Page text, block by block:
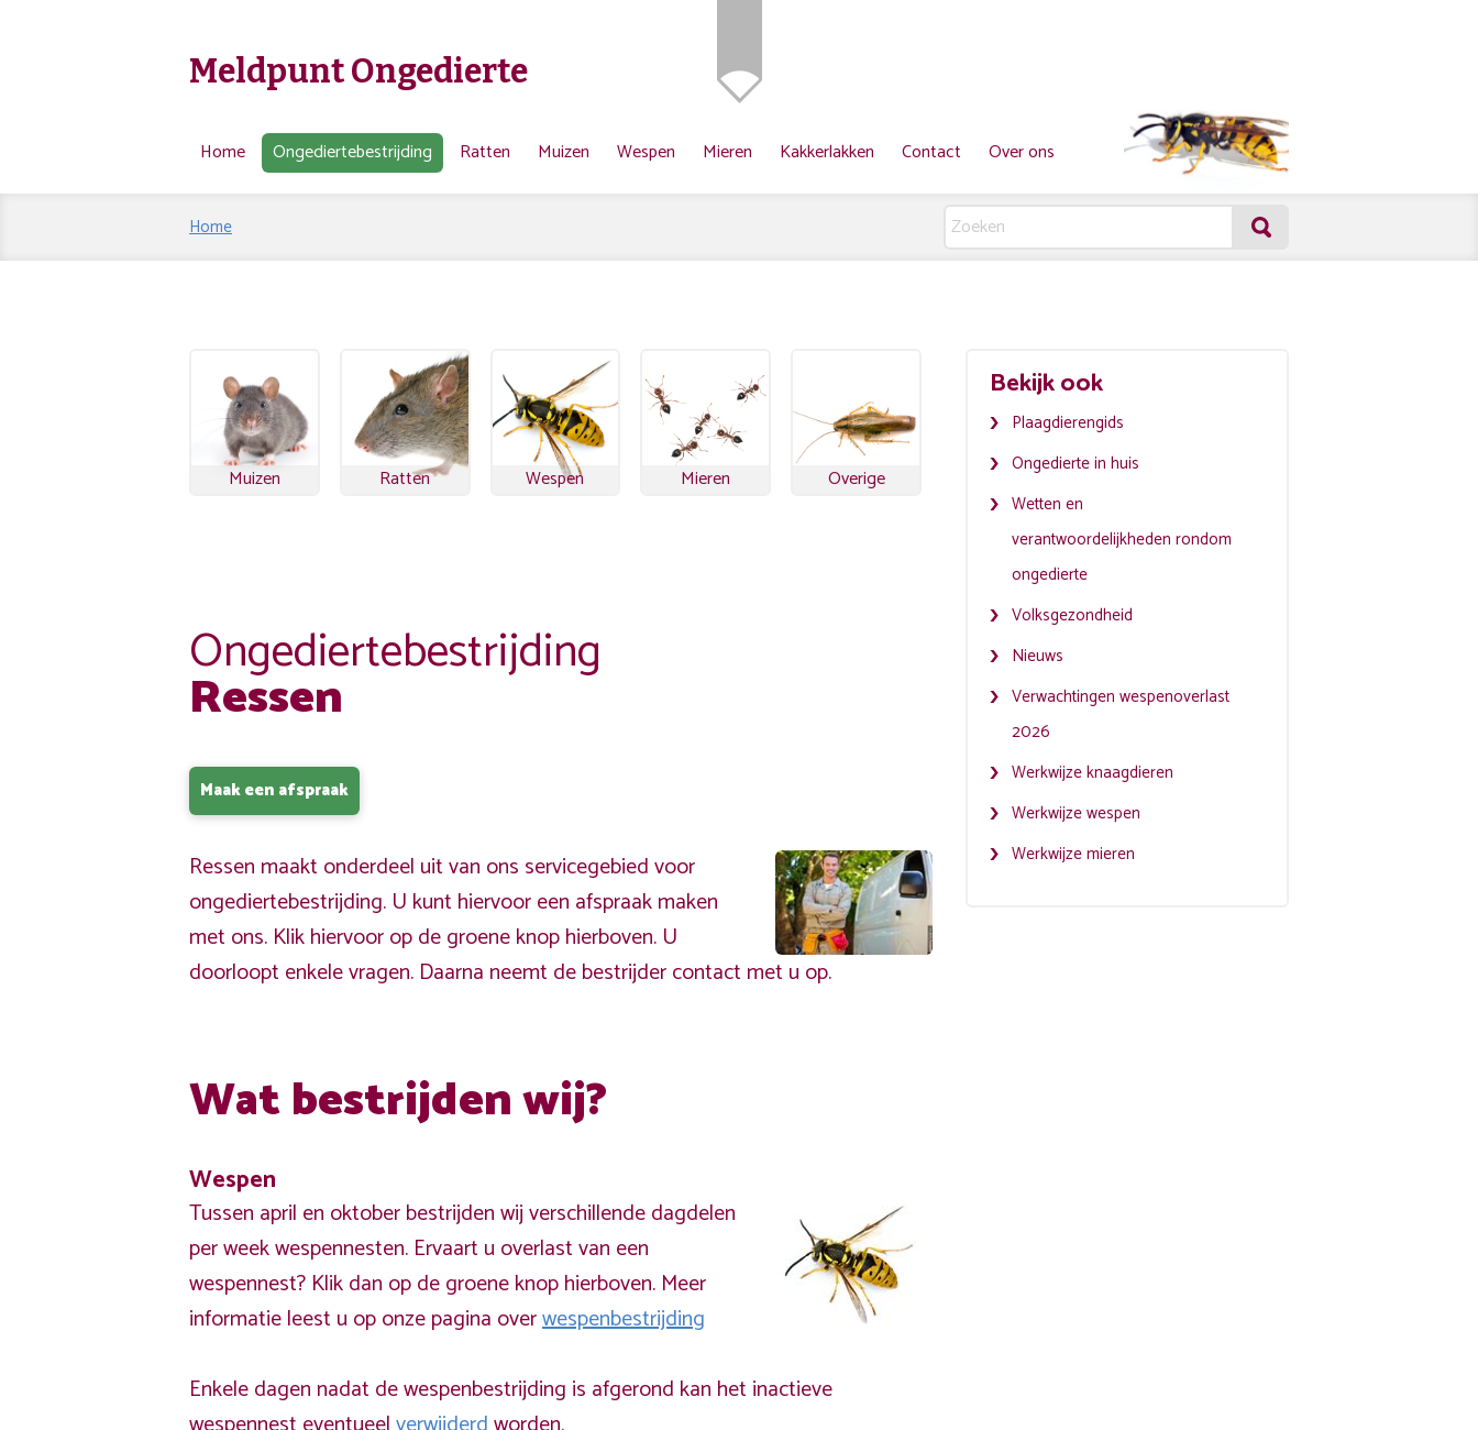
Meldpunt Ongedierte
Home Ongediertebestrijding Ratten Muizen Wespen Mieren Kakkerlakken Contact Over ons
Home
Muizen Ratten Wespen Mieren Overige
Ongediertebestrijding
Ressen
Maak een afspraak
Ressen maakt onderdeel uit van ons servicegebied voor
ongediertebestrijding. U kunt hiervoor een afspraak maken
met ons. Klik hiervoor op de groene knop hierboven. U
doorloopt enkele vragen. Daarna neemt de bestrijder contact met u op.
Wat bestrijden wij?
Wespen
Tussen april en oktober bestrijden wij verschillende dagdelen
per week wespennesten. Ervaart u overlast van een
wespennest? Klik dan op de groene knop hierboven. Meer
informatie leest u op onze pagina overwespenbestrijding
Enkele dagen nadat de wespenbestrijding is afgerond kan het inactieve
Bekijk ook
Plaagdierengids
Ongedierte in huis
Wetten en
verantwoordelijkheden rondom
ongedierte
Volksgezondheid
Nieuws
Verwachtingen wespenoverlast
2026
Werkwijze knaagdieren
Werkwijze wespen
Werkwijze mieren